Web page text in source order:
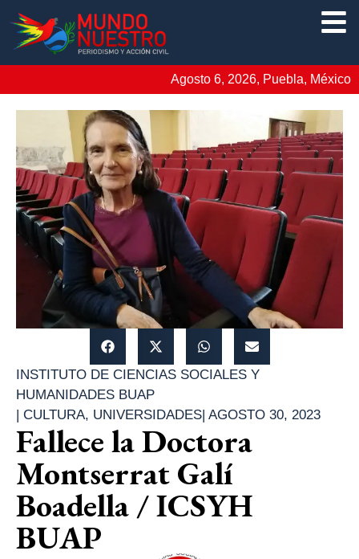
Agosto 6, 2026, Puebla, México
INSTITUTO DE CIENCIAS SOCIALES Y
HUMANIDADES BUAP
| CULTURA, UNIVERSIDADES| AGOSTO 30, 2023
Fallece la Doctora
Montserrat Galí
Boadella / ICSYH
BUAP